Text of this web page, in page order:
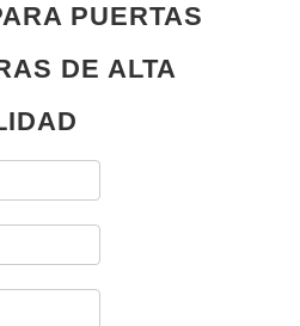
PUERTAS
DE ALTA